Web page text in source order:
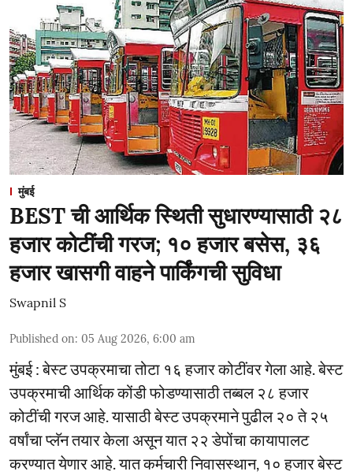
मुंबई
BEST ची आर्थिक स्थिती सुधारण्यासाठी २८
हजार कोटींची गरज; १० हजार बसेस, ३६
हजार खासगी वाहने पार्किंगची सुविधा
Swapnil S
Published on: 05 Aug 2026, 6:00 am
मुंबई : बेस्ट उपक्रमाचा तोटा १६ हजार कोटींवर गेला आहे. बेस्ट
उपक्रमाची आर्थिक कोंडी फोडण्यासाठी तब्बल २८ हजार
कोटींची गरज आहे. यासाठी बेस्ट उपक्रमाने पुढील २० ते २५
वर्षांचा प्लॅन तयार केला असून यात २२ डेपोंचा कायापालट
करण्यात येणार आहे. यात कर्मचारी निवासस्थान, १० हजार बेस्ट